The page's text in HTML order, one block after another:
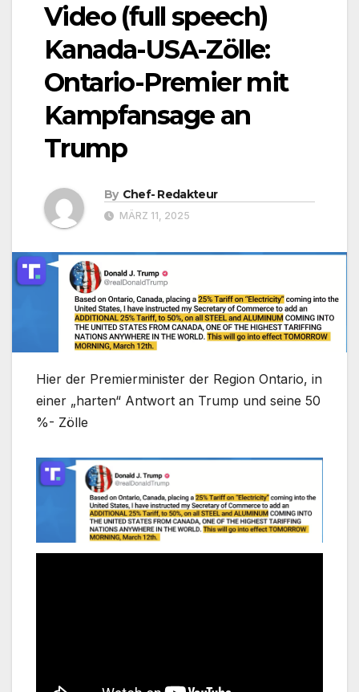
Video (full speech)
Kanada-USA-Zölle:
Ontario-Premier mit
Kampfansage an
Trump
By Chef- Redakteur
MÄRZ 11, 2025
Hier der Premierminister der Region Ontario, in
einer „harten“ Antwort an Trump und seine 50
%- Zölle